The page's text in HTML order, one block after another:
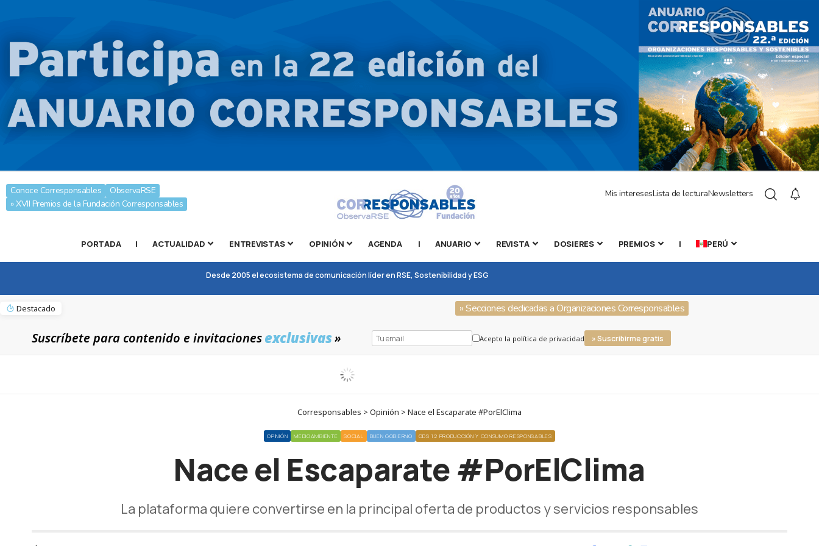
Conoce Corresponsables
ObservaRSE
» XVII Premios de la Fundación Corresponsables
Mis interesesLista de lecturaNewsletters
PORTADA | ACTUALIDAD ENTREVISTAS OPINIÓN AGENDA | ANUARIO REVISTA DOSIERES PREMIOS | PERÚ
Desde 2005 el ecosistema de comunicación líder en RSE, Sostenibilidad y ESG
Destacado » Secciones dedicadas a Organizaciones Corresponsables
Suscríbete para contenido e invitacionesexclusivas» Acepto la política de privacidad » Suscribirme gratis
Corresponsables > Opinión > Nace el Escaparate #PorElClima
OPINIÓN MEDIOAMBIENTE SOCIAL BUEN GOBIERNO ODS 12 PRODUCCIÓN Y CONSUMO RESPONSABLES
Nace el Escaparate #PorElClima
La plataforma quiere convertirse en la principal oferta de productos y servicios responsables